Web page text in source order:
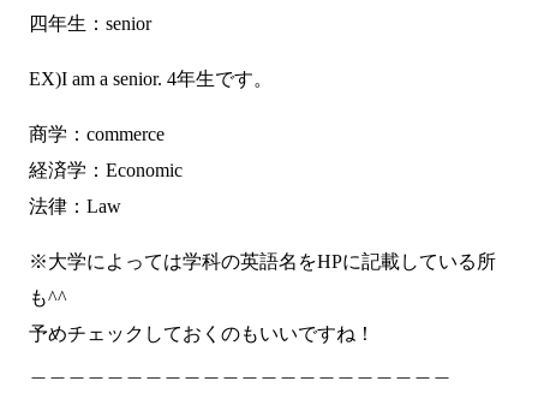
四年生：senior
EX)I am a senior. 4年生です。
商学：commerce
経済学：Economic
法律：Law
※大学によっては学科の英語名をHPに記載している所
も^^
予めチェックしておくのもいいですね！